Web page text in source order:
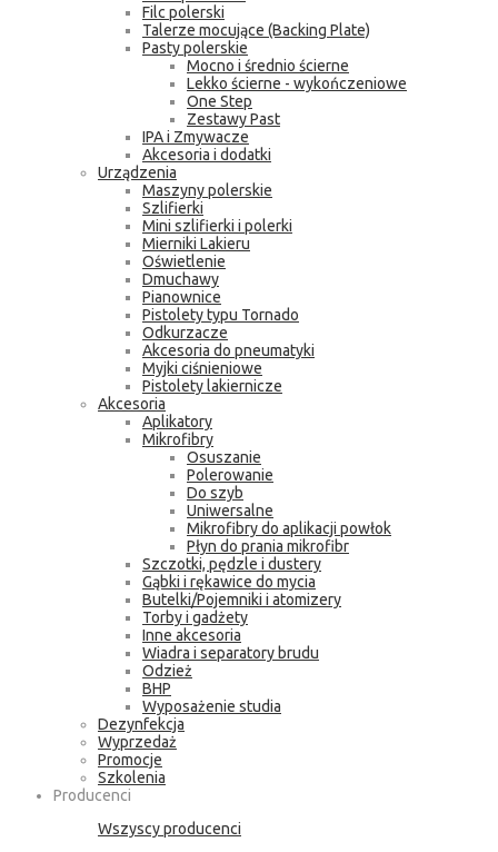
Filc polerski
Talerze mocujące (Backing Plate)
Pasty polerskie
Mocno i średnio ścierne
Lekko ścierne - wykończeniowe
One Step
Zestawy Past
IPA i Zmywacze
Akcesoria i dodatki
Urządzenia
Maszyny polerskie
Szlifierki
Mini szlifierki i polerki
Mierniki Lakieru
Oświetlenie
Dmuchawy
Pianownice
Pistolety typu Tornado
Odkurzacze
Akcesoria do pneumatyki
Myjki ciśnieniowe
Pistolety lakiernicze
Akcesoria
Aplikatory
Mikrofibry
Osuszanie
Polerowanie
Do szyb
Uniwersalne
Mikrofibry do aplikacji powłok
Płyn do prania mikrofibr
Szczotki, pędzle i dustery
Gąbki i rękawice do mycia
Butelki/Pojemniki i atomizery
Torby i gadżety
Inne akcesoria
Wiadra i separatory brudu
Odzież
BHP
Wyposażenie studia
Dezynfekcja
Wyprzedaż
Promocje
Szkolenia
Producenci
Wszyscy producenci